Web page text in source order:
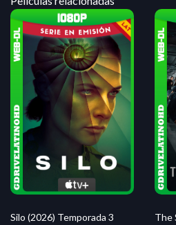
Silo (2026) Temporada 3 The